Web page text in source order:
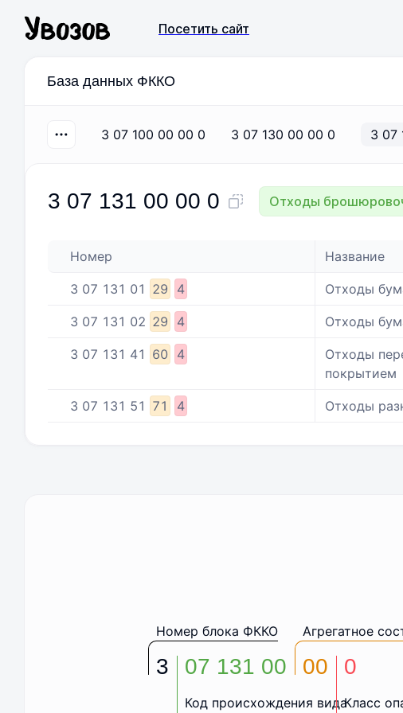
Посетить сайт
База данных ФККО
3 07 100 00 00 0 3 07 130 00 00 0 3 07
3 07 131 00 00 0 Отходы
Номер Название
3 07 131 01 29 4 Отходы
3 07 131 02 29 4 Отходы
3 07 131 41 60 4
Отходы
покрытием
3 07 131 51 71 4 Отходы
3
Номер блока ФККО
Код происхождения вида
07 131 00
Агрегатное
00
Класс
0